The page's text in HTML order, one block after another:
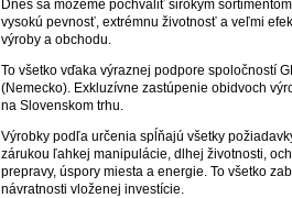
Dnes sa môžeme pochváliť širokým
vysokú pevnosť, extrémnu životnosť a veľmi
výroby a obchodu.
To všetko vďaka výraznej podpore spoločností
(Nemecko). Exkluzívne zastúpenie obidvoch
na Slovenskom trhu.
Výrobky podľa určenia spĺňajú všetky
zárukou ľahkej manipulácie, dlhej životnosti,
prepravy, úspory miesta a energie. To všetko
návratnosti vloženej investície.